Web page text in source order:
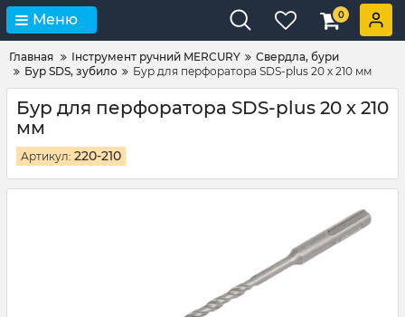
Меню 0
Главная Інструмент ручний MERCURY
Свердла, бури
Бур SDS, зубило
Бур для перфоратора SDS-plus 20 х 210 мм
Бур для перфоратора SDS-plus 20 х 210
мм
Артикул: 220-210